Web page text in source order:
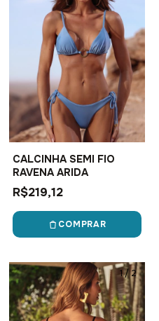
CALCINHA SEMI FIO
RAVENA ARIDA
R$219,12
COMPRAR
1/2